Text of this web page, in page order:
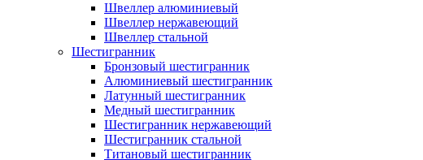
Швеллер алюминиевый
Швеллер нержавеющий
Швеллер стальной
Шестигранник
Бронзовый шестигранник
Алюминиевый шестигранник
Латунный шестигранник
Медный шестигранник
Шестигранник нержавеющий
Шестигранник стальной
Титановый шестигранник